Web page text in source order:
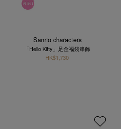
Sanrio characters
「Hello Kitty」足金福袋串飾
HK$1,730